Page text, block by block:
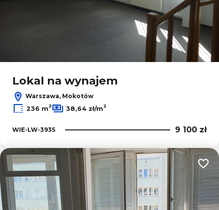
Lokal na wynajem
Warszawa, Mokotów
236 m2 38,64 zł/m2
WIE-LW-3935 9 100 zł